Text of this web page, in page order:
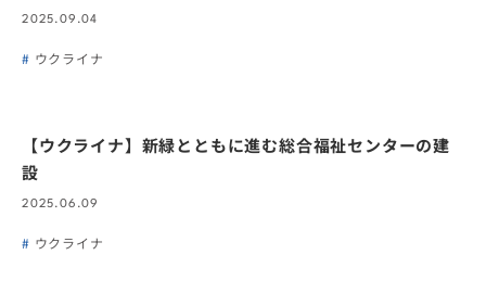
2025.09.04
ウクライナ
【ウクライナ】新緑とともに進む総合福祉センターの建
設
2025.06.09
ウクライナ